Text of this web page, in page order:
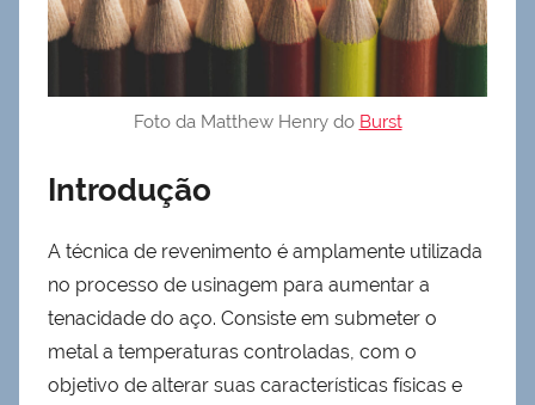
Foto da Matthew Henry do Burst
Introdução
A técnica de revenimento é amplamente utilizada
no processo de usinagem para aumentar a
tenacidade do aço. Consiste em submeter o
metal a temperaturas controladas, com o
objetivo de alterar suas características físicas e